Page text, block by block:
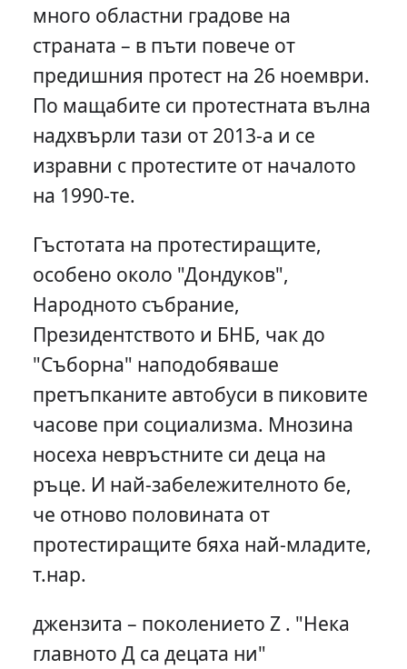
много областни градове на
страната – в пъти повече от
предишния протест на 26 ноември.
По мащабите си протестната вълна
надхвърли тази от 2013-а и се
изравни с протестите от началото
на 1990-те.
Гъстотата на протестиращите,
особено около "Дондуков",
Народното събрание,
Президентството и БНБ, чак до
"Съборна" наподобяваше
претъпканите автобуси в пиковите
часове при социализма. Мнозина
носеха невръстните си деца на
ръце. И най-забележителното бе,
че отново половината от
протестиращите бяха най-младите,
т.нар.
джензита – поколението Z . "Нека
главното Д са децата ни"